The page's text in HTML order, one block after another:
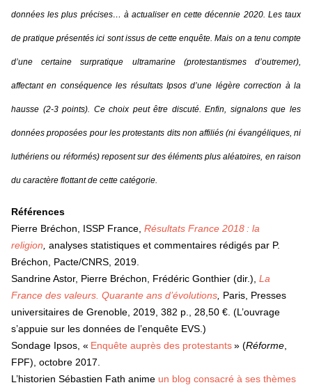
données les plus précises… à actualiser en cette décennie 2020. Les taux
de pratique présentés ici sont issus de cette enquête. Mais on a tenu compte
d’une certaine surpratique ultramarine (protestantismes d’outremer),
affectant en conséquence les résultats Ipsos d’une légère correction à la
hausse (2-3 points). Ce choix peut être discuté. Enfin, signalons que les
données proposées pour les protestants dits non affiliés (ni évangéliques, ni
luthériens ou réformés) reposent sur des éléments plus aléatoires, en raison
du caractère flottant de cette catégorie.
Références
Pierre Bréchon, ISSP France, Résultats France 2018 : la
religion analyses statistiques et commentaires rédigés par P.
Bréchon, Pacte/CNRS, 2019.
Sandrine Astor, Pierre Bréchon, Frédéric Gonthier (dir.), La
France des valeurs. Quarante ans d’évolutions Paris, Presses
universitaires de Grenoble, 2019, 382 p., 28,50 €. (L’ouvrage
s’appuie sur les données de l’enquête EVS.)
Sondage Ipsos, « Enquête auprès des protestants» (Réforme
FPF), octobre 2017.
L’historien Sébastien Fath anime un blog consacré à ses thèmes